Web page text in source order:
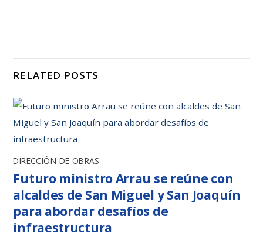
RELATED POSTS
DIRECCIÓN DE OBRAS
Futuro ministro Arrau se reúne con
alcaldes de San Miguel y San Joaquín
para abordar desafíos de
infraestructura